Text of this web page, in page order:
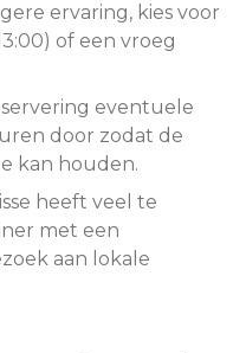
ervaring, kies voor
of een vroeg
eventuele
door zodat de
kan houden.
heeft veel te
met een
aan lokale